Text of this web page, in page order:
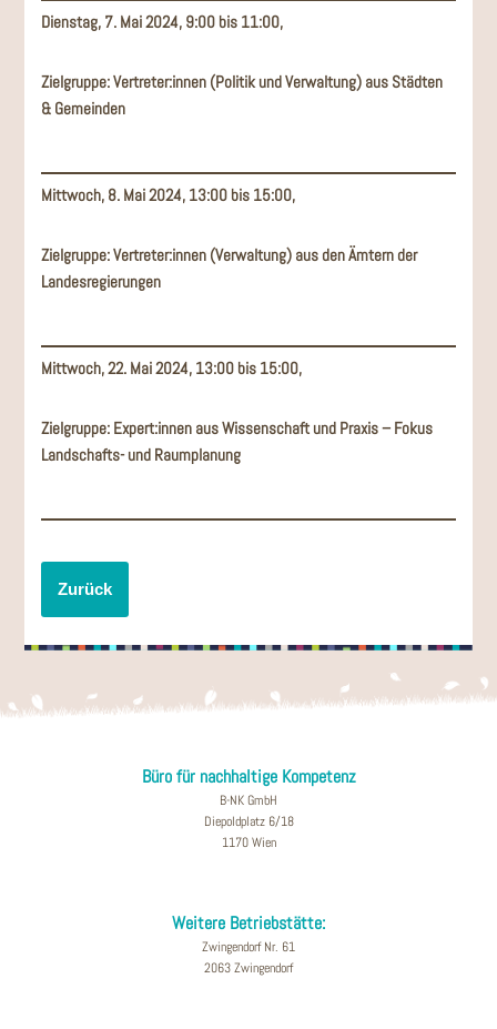
Dienstag, 7. Mai 2024, 9:00 bis 11:00,
Zielgruppe: Vertreter:innen (Politik und Verwaltung) aus Städten
& Gemeinden
Mittwoch, 8. Mai 2024, 13:00 bis 15:00,
Zielgruppe: Vertreter:innen (Verwaltung) aus den Ämtern der
Landesregierungen
Mittwoch, 22. Mai 2024, 13:00 bis 15:00,
Zielgruppe: Expert:innen aus Wissenschaft und Praxis – Fokus
Landschafts- und Raumplanung
Zurück
Büro für nachhaltige Kompetenz
B-NK GmbH
Diepoldplatz 6/18
1170 Wien
Weitere Betriebstätte:
Zwingendorf Nr. 61
2063 Zwingendorf